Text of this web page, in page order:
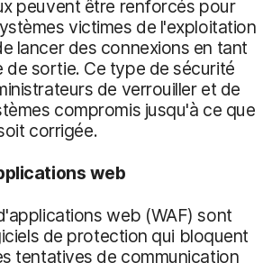
peuvent être renforcés pour
victimes de l'exploitation
lancer des connexions en tant
de sortie. Ce type de sécurité
de verrouiller et de
compromis jusqu'à ce que
corrigée.
web
web (WAF) sont
de protection qui bloquent
tentatives de communication